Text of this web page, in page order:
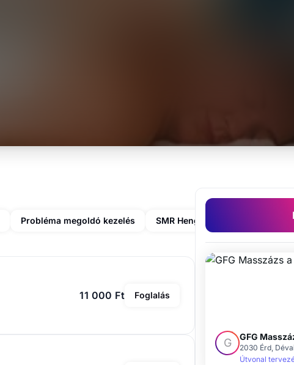
Probléma megoldó kezelés SMR Henger betanítás
11 000 Ft Foglalás
G GFG
2030 Érd,
Útvonal